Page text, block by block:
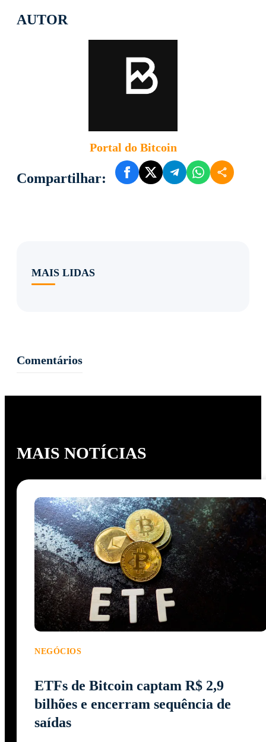
AUTOR
Portal do Bitcoin
Compartilhar:
MAIS LIDAS
Comentários
MAIS NOTÍCIAS
NEGÓCIOS
ETFs de Bitcoin captam R$ 2,9
bilhões e encerram sequência de
saídas